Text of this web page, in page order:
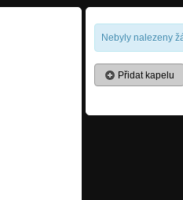
Nebyly nalezeny
Přidat kapelu